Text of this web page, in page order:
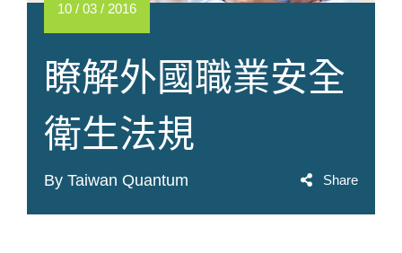
10 / 03 / 2016
瞭解外國職業安全
衛生法規
By Taiwan Quantum Share